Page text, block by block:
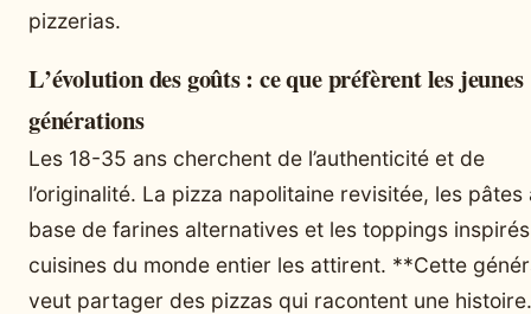
pizzerias.
L’évolution des goûts : ce que préfèrent les jeunes
générations
Les 18-35 ans cherchent de l’authenticité et de
l’originalité. La pizza napolitaine revisitée, les pâtes
base de farines alternatives et les toppings
cuisines du monde entier les attirent. **Cette
veut partager des pizzas qui racontent une